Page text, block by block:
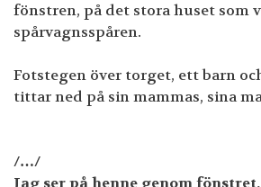
fönstren, på det stora huset som
spårvagnsspåren.
Fotstegen över torget, ett barn
tittar ned på sin mammas, sina
/…/
Jag ser på henne genom fönstret,